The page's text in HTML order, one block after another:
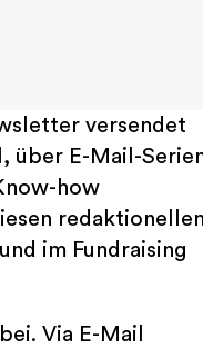
versendet
über E-Mail-
how
redaktionellen
im Fundraising
Via E-Mail